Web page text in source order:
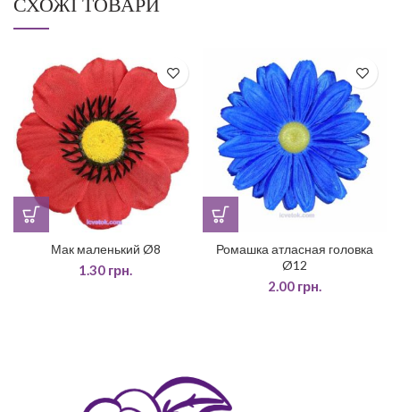
Мак маленький Ø8
1.30 грн.
Ромашка атласная головка
Ø12
2.00 грн.